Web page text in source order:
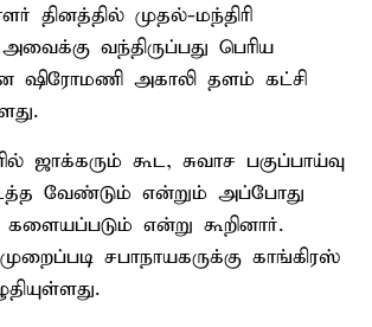
தினத்தில் முதல்-மந்திரி
வந்திருப்பது பெரிய
ஷிரோமணி அகாலி தளம் கட்சி
ஜாக்கரும் கூட, சுவாச பகுப்பாய்வு
வேண்டும் என்றும் அப்போது
களையப்படும் என்று கூறினார்.
சபாநாயகருக்கு காங்கிரஸ்